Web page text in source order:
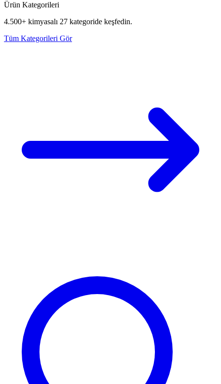
Ürün Kategorileri
4.500+ kimyasalı 27 kategoride keşfedin.
Tüm Kategorileri Gör